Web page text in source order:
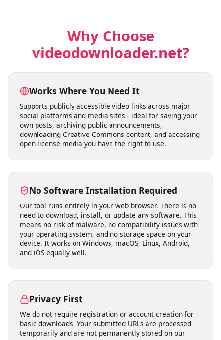
Le service reste disponible pour télécharger vos vidéos
selon vos besoins.
Why Choose
videodownloader.net?
Works Where You Need It
social platforms and media sites - ideal for saving your
own posts, archiving public announcements,
downloading Creative Commons content, and accessing
open-license media you have the right to use.
Our tool runs entirely in your web browser. There is no
means no risk of malware, no compatibility issues with
your operating system, and no storage space on your
device. It works on Windows, macOS, Linux, Android,
and iOS equally well.